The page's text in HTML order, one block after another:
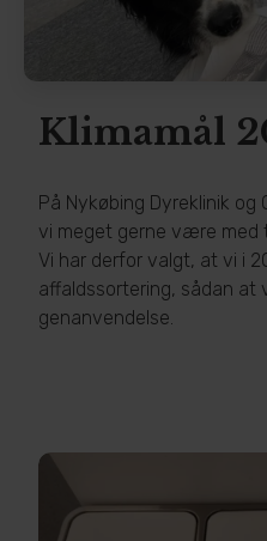
Klimamål
På Nykøbing Dyreklinik og
vi meget gerne være med
Vi har derfor valgt, at vi i
affaldssortering, sådan at
genanvendelse.